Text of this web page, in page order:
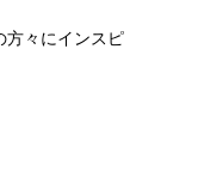
方々にインスピ